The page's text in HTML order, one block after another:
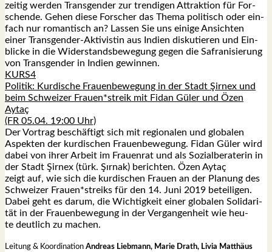
zei­tig wer­den Trans­gen­der zur tren­di­gen Attrak­ti­on für For­
schen­de. Gehen die­se For­scher das The­ma poli­tisch oder ein­
fach nur roman­tisch an? Las­sen Sie uns eini­ge Ansich­ten
einer Trans­gen­der-Akti­vis­tin aus Indi­en dis­ku­tie­ren und Ein­
bli­cke in die Wider­stands­be­we­gung gegen die Safra­ni­sie­rung
von Trans­gen­der in Indi­en gewin­nen.
KURS4
Poli­tik: Kur­di­sche Frau­en­be­we­gung in der Stadt Şirnex und
beim Schwei­zer Frauen*streik mit Fidan Güler und Özen
Aytaç
(FR 05.04. 19:00 Uhr)
Der Vor­trag beschäf­tigt sich mit regio­na­len und glo­ba­len
Aspek­ten der kur­di­schen Frau­en­be­we­gung. Fidan Güler wird
dabei von ihrer Arbeit im Frau­en­rat und als Sozi­al­be­ra­te­rin in
der Stadt Şirnex (türk. Şır­nak) berich­ten. Özen Aytaç
zeigt auf, wie sich die kur­di­schen Frau­en an der Pla­nung des
Schwei­zer Frauen*streiks für den 14. Juni 2019 betei­li­gen.
Dabei geht es dar­um, die Wich­tig­keit einer glo­ba­len Soli­da­ri­
tät in der Frau­en­be­we­gung in der Ver­gan­gen­heit wie heu­
te deut­lich zu machen.
Lei­tung & Koor­di­na­ti­on Andre­as Lieb­mann, Marie Drath, Livia Mat­thä­us